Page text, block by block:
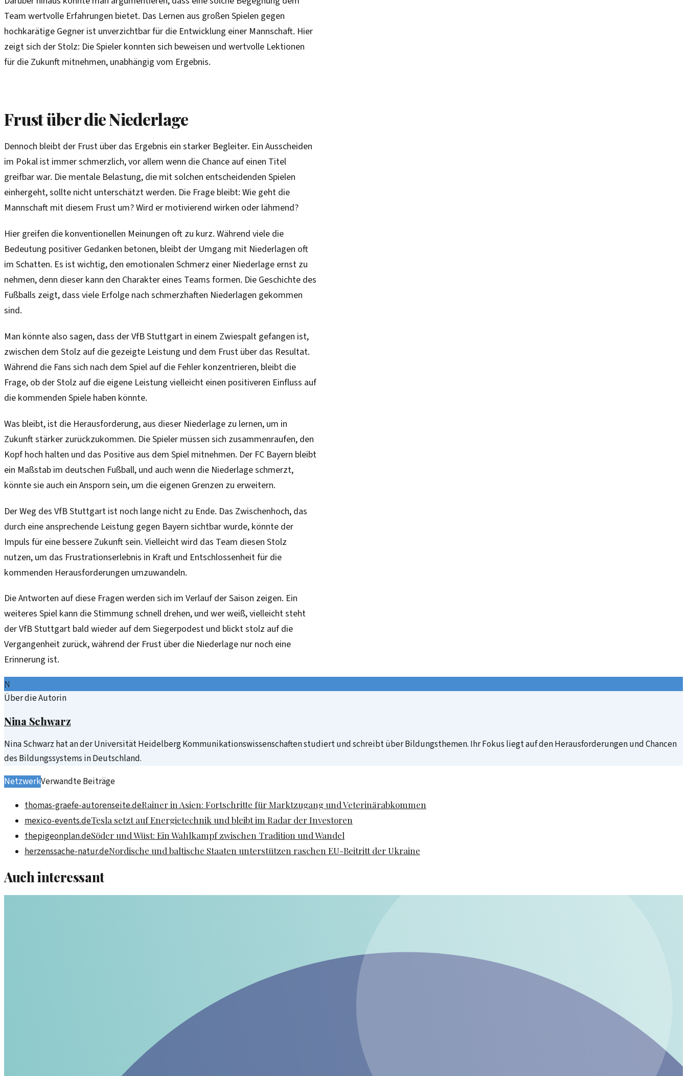
Team wertvolle Erfahrungen bietet. Das Lernen aus großen Spielen gegen
hochkarätige Gegner ist unverzichtbar für die Entwicklung einer Mannschaft. Hier
zeigt sich der Stolz: Die Spieler konnten sich beweisen und wertvolle Lektionen
für die Zukunft mitnehmen, unabhängig vom Ergebnis.
Frust über die Niederlage
Dennoch bleibt der Frust über das Ergebnis ein starker Begleiter. Ein Ausscheiden
im Pokal ist immer schmerzlich, vor allem wenn die Chance auf einen Titel
greifbar war. Die mentale Belastung, die mit solchen entscheidenden Spielen
einhergeht, sollte nicht unterschätzt werden. Die Frage bleibt: Wie geht die
Mannschaft mit diesem Frust um? Wird er motivierend wirken oder lähmend?
Hier greifen die konventionellen Meinungen oft zu kurz. Während viele die
Bedeutung positiver Gedanken betonen, bleibt der Umgang mit Niederlagen oft
im Schatten. Es ist wichtig, den emotionalen Schmerz einer Niederlage ernst zu
nehmen, denn dieser kann den Charakter eines Teams formen. Die Geschichte des
Fußballs zeigt, dass viele Erfolge nach schmerzhaften Niederlagen gekommen
sind.
Man könnte also sagen, dass der VfB Stuttgart in einem Zwiespalt gefangen ist,
zwischen dem Stolz auf die gezeigte Leistung und dem Frust über das Resultat.
Während die Fans sich nach dem Spiel auf die Fehler konzentrieren, bleibt die
Frage, ob der Stolz auf die eigene Leistung vielleicht einen positiveren Einfluss auf
die kommenden Spiele haben könnte.
Was bleibt, ist die Herausforderung, aus dieser Niederlage zu lernen, um in
Zukunft stärker zurückzukommen. Die Spieler müssen sich zusammenraufen, den
Kopf hoch halten und das Positive aus dem Spiel mitnehmen. Der FC Bayern bleibt
ein Maßstab im deutschen Fußball, und auch wenn die Niederlage schmerzt,
könnte sie auch ein Ansporn sein, um die eigenen Grenzen zu erweitern.
Der Weg des VfB Stuttgart ist noch lange nicht zu Ende. Das Zwischenhoch, das
durch eine ansprechende Leistung gegen Bayern sichtbar wurde, könnte der
Impuls für eine bessere Zukunft sein. Vielleicht wird das Team diesen Stolz
nutzen, um das Frustrationserlebnis in Kraft und Entschlossenheit für die
kommenden Herausforderungen umzuwandeln.
Die Antworten auf diese Fragen werden sich im Verlauf der Saison zeigen. Ein
weiteres Spiel kann die Stimmung schnell drehen, und wer weiß, vielleicht steht
der VfB Stuttgart bald wieder auf dem Siegerpodest und blickt stolz auf die
Vergangenheit zurück, während der Frust über die Niederlage nur noch eine
Erinnerung ist.
N
Über die Autorin
Nina Schwarz
Nina Schwarz hat an der Universität Heidelberg Kommunikationswissenschaften studiert und schreibt über Bildungsthemen. Ihr Fokus liegt auf den Herausforderungen und Chancen
des Bildungssystems in Deutschland.
NetzwerkVerwandte Beiträge
thomas-graefe-autorenseite.deRainer in Asien: Fortschritte für Marktzugang und Veterinärabkommen
mexico-events.deTesla setzt auf Energietechnik und bleibt im Radar der Investoren
thepigeonplan.deSöder und Wüst: Ein Wahlkampf zwischen Tradition und Wandel
herzenssache-natur.deNordische und baltische Staaten unterstützen raschen EU-Beitritt der Ukraine
Auch interessant